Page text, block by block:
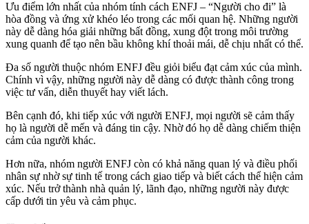
Ưu điểm lớn nhất của nhóm tính cách ENFJ – “Người cho đi” là
hòa đồng và ứng xử khéo léo trong các mối quan hệ. Những người
này dễ dàng hóa giải những bất đồng, xung đột trong môi trường
xung quanh để tạo nên bầu không khí thoải mái, dễ chịu nhất có thể.
Đa số người thuộc nhóm ENFJ đều giỏi biểu đạt cảm xúc của mình.
Chính vì vậy, những người này dễ dàng có được thành công trong
việc tư vấn, diễn thuyết hay viết lách.
Bên cạnh đó, khi tiếp xúc với người ENFJ, mọi người sẽ cảm thấy
họ là người dễ mến và đáng tin cậy. Nhờ đó họ dễ dàng chiếm thiện
cảm của người khác.
Hơn nữa, nhóm người ENFJ còn có khả năng quan lý và điều phối
nhân sự nhờ sự tinh tế trong cách giao tiếp và biết cách thể hiện cảm
xúc. Nếu trở thành nhà quản lý, lãnh đạo, những người này được
cấp dưới tin yêu và cảm phục.